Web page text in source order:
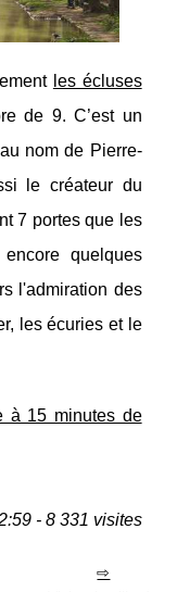
les écluses
de 9. C’est un
nom de Pierre-
le créateur du
7 portes que les
quelques
l'admiration des
les écuries et le
à 15 minutes de
- 8 331 visites